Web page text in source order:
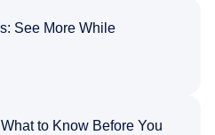
See More While
to Know Before You